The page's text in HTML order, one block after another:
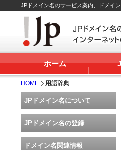
JPドメイン名のサービス案内、ドメイ
ホーム
HOME 用語辞典
JPドメイン名について
JPドメイン名の登録
ドメイン名関連情報